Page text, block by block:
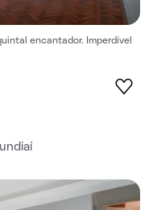
encantador. Imperdível